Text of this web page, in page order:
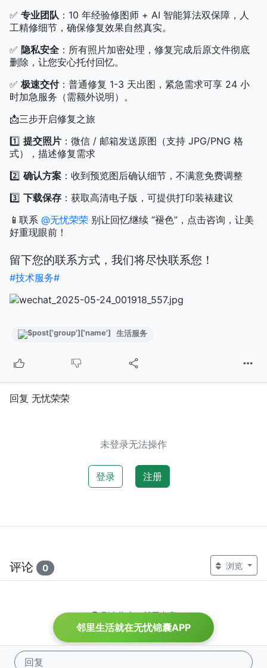
邻里生活就在无忧锦囊APP
✅ 专业团队 ：10 年经验修图师 + AI 智能算法双保障，人
工精修细节，确保修复效果自然真实。
✅ 隐私安全 ：所有照片加密处理，修复完成后原文件彻底
删除，让您安心托付回忆。
✅ 极速交付：普通修复 1-3 天出图，紧急需求可享 24 小
时加急服务（需额外说明）。
📩三步开启修复之旅
1️⃣ 提交照片 ：微信 / 邮箱发送原图（支持 JPG/PNG 格
式），描述修复需求
2️⃣ 确认方案 ：收到预览图后确认细节，不满意免费调整
3️⃣ 下载保存 ：获取高清电子版，可提供打印装裱建议
📱联系 @无忧荣荣 别让回忆继续 “褪色”，点击咨询，让美
好重现眼前！
留下您的联系方式，我们将尽快联系您！
#技术服务#
生活服务
回复
回复 无忧荣荣
未登录无法操作
登录 注册
评论 0 浏览
列表为空，暂无内容